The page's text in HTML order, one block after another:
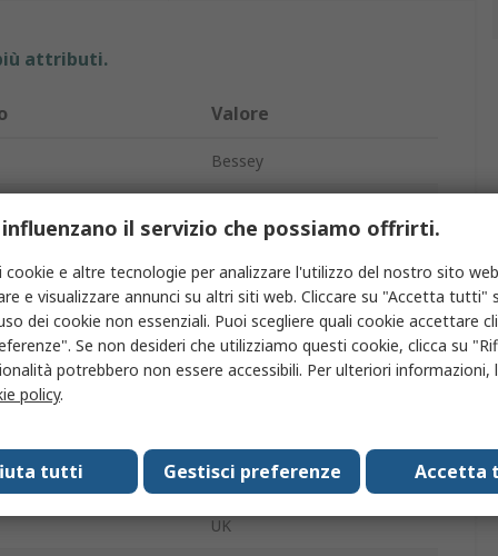
attributi.
Valore
Bessey
600mm
80mm
il braccio 720mm
UK
il servizio che possiamo offrirti.
cookie e altre tecnologie per analizzare l'utilizzo del nostro sito
e visualizzare annunci su altri siti web. Cliccare su "Accetta tutti"
dei cookie non essenziali. Puoi scegliere quali cookie accettare
Se non desideri che utilizziamo questi cookie, clicca su
potrebbero non essere accessibili. Per ulteriori informazioni,
policy.
Accetta
Gestisci preferenze
tutti